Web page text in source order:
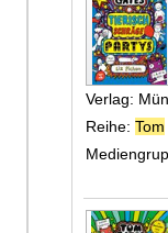
Verlag:
Reihe: Tom